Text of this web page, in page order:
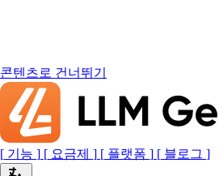
콘텐츠로 건너뛰기
[ 기능 ] [ 요금제 ] [ 플랫폼 ] [ 블로그 ]